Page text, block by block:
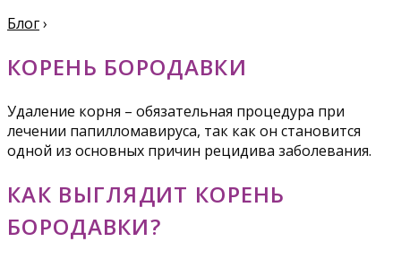
Блог›
КОРЕНЬ БОРОДАВКИ
Удаление корня – обязательная процедура при
лечении папилломавируса, так как он становится
одной из основных причин рецидива заболевания.
КАК ВЫГЛЯДИТ КОРЕНЬ
БОРОДАВКИ?